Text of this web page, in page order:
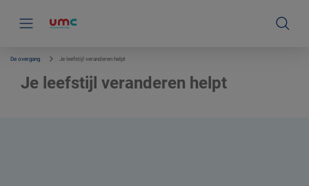
De overgang Je leefstijl veranderen helpt
Je leefstijl veranderen helpt